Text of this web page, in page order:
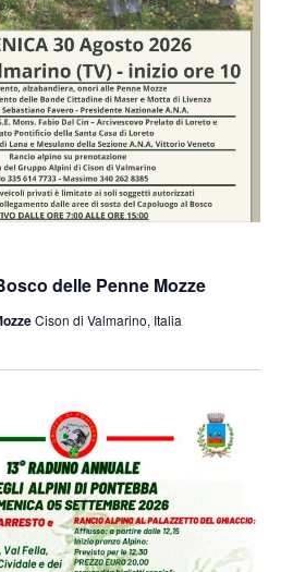
delle Penne Mozze
Cison di Valmarino, Italia